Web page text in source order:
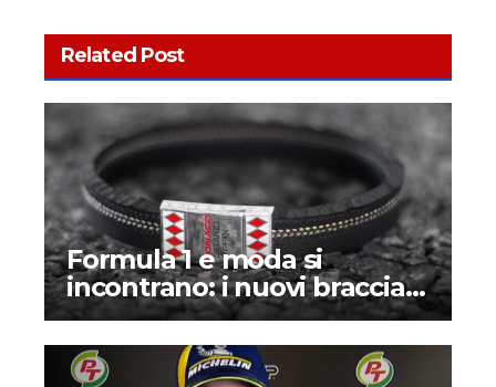
Related Post
Formula 1 e moda si
incontrano: i nuovi bracciali
Mongrip realizzati con veri
pneumatici da gara